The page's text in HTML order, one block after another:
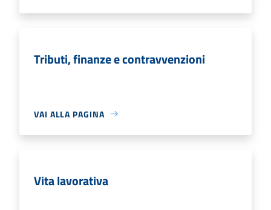
Tributi, finanze e contravvenzioni
VAI ALLA PAGINA
Vita lavorativa